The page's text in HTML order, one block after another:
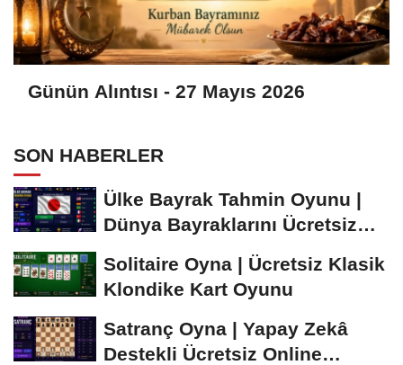
Günün Alıntısı - 27 Mayıs 2026
SON HABERLER
Ülke Bayrak Tahmin Oyunu |
Dünya Bayraklarını Ücretsiz
Solitaire Oyna | Ücretsiz Klasik
Klondike Kart Oyunu
Satranç Oyna | Yapay Zekâ
Destekli Ücretsiz Online